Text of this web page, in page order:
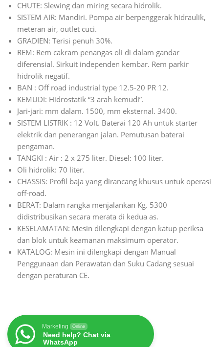
CHUTE: Slewing dan miring secara hidrolik.
SISTEM AIR: Mandiri. Pompa air berpenggerak hidraulik,
meteran air, outlet cuci.
GRADIEN: Terisi penuh 30%.
REM: Rem cakram penangas oli di dalam gandar
diferensial. Sirkuit independen kembar. Rem parkir
hidrolik negatif.
BAN : Off road industrial type 12.5-20 PR 12.
KEMUDI: Hidrostatik “3 arah kemudi”.
Jari-jari: mm dalam. 1500, mm eksternal. 3400.
SISTEM LISTRIK : 12 Volt. Baterai 120 Ah untuk starter
elektrik dan penerangan jalan. Pemutusan baterai
pengaman.
TANGKI : Air : 2 x 275 liter. Diesel: 100 liter.
Oli hidrolik: 70 liter.
CHASSIS: Profil baja yang dirancang khusus untuk operasi
off-road.
BERAT: Dalam rangka menjalankan Kg. 5300
didistribusikan secara merata di kedua as.
KESELAMATAN: Mesin dilengkapi dengan katup periksa
dan blok untuk keamanan maksimum operator.
KATALOG: Mesin ini dilengkapi dengan Manual
Penggunaan dan Perawatan dan Suku Cadang sesuai
dengan peraturan CE.
Marketing Online
Need help? Chat via
WhatsApp